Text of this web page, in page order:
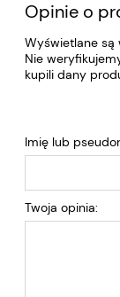
Opinie o
Wyświetlane są
Nie
kupili dany
Imię lub
Twoja opinia: